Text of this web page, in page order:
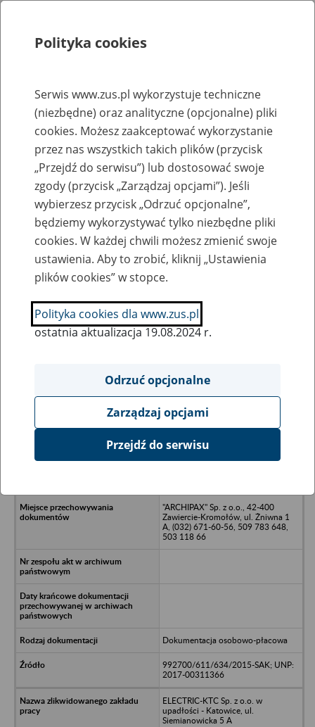
Rejestry, ewidencje i archiwa
Baza zlikwidowanych lub
przekształconych zakładów pracy
Nazwa zakładu pracy:
SZUKAJ
Ukryj wszystkie pozycje bazy
EUROTECH Sp. z o.o. w upadłości
"ARCHIPAX" Sp. z o.o., 42-400
Zawiercie-Kromołów, ul. Żniwna 1
A, (032) 671-60-56, 509 783 648,
503 118 66
Dokumentacja osobowo-płacowa
992700/611/634/2015-SAK; UNP:
2017-00311366
ELECTRIC-KTC Sp. z o.o. w
upadłości - Katowice, ul.
Siemianowicka 5 A
Polityka cookies
Serwis www.zus.pl wykorzystuje techniczne
(niezbędne) oraz analityczne (opcjonalne) pliki
cookies. Możesz zaakceptować wykorzystanie
przez nas wszystkich takich plików (przycisk
„Przejdź do serwisu”) lub dostosować swoje
zgody (przycisk „Zarządzaj opcjami”). Jeśli
wybierzesz przycisk „Odrzuć opcjonalne”,
będziemy wykorzystywać tylko niezbędne pliki
cookies. W każdej chwili możesz zmienić swoje
ustawienia. Aby to zrobić, kliknij „Ustawienia
plików cookies” w stopce.
Polityka cookies dla www.zus.pl
ostatnia aktualizacja 19.08.2024 r.
Odrzuć opcjonalne
Zarządzaj opcjami
Przejdź do serwisu